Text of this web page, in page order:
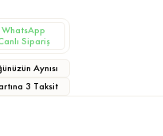
WhatsApp
Sipariş
Aynısı
3 Taksit